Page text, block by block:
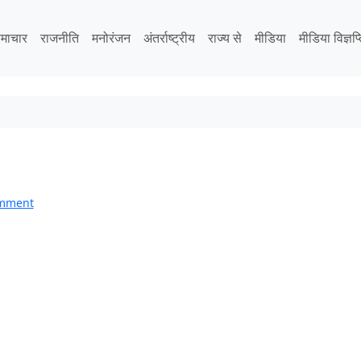
राजनीति मनोरंजन अंतर्राष्ट्रीय राज्य से मीडिया मीडिया